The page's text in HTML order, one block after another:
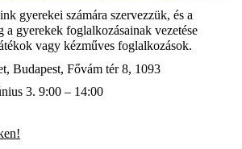
gyerekei számára szervezzük, és a
a gyerekek foglalkozásainak vezetése
vagy kézműves foglalkozások.
Budapest, Fővám tér 8, 1093
3. 9:00 – 14:00